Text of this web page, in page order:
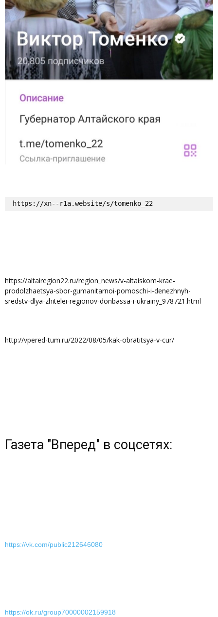
https://xn--r1a.website/s/tomenko_22
https://altairegion22.ru/region_news/v-altaiskom-krae-
prodolzhaetsya-sbor-gumanitarnoi-pomoschi-i-denezhnyh-
sredstv-dlya-zhitelei-regionov-donbassa-i-ukrainy_978721.html
http://vpered-tum.ru/2022/08/05/kak-obratitsya-v-cur/
Газета "Вперед" в соцсетях:
https://vk.com/public212646080
https://ok.ru/group70000002159918